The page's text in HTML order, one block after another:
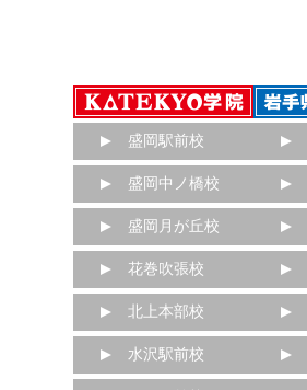
盛岡駅前校
盛岡中ノ橋校
盛岡月が丘校
花巻吹張校
北上本部校
水沢駅前校